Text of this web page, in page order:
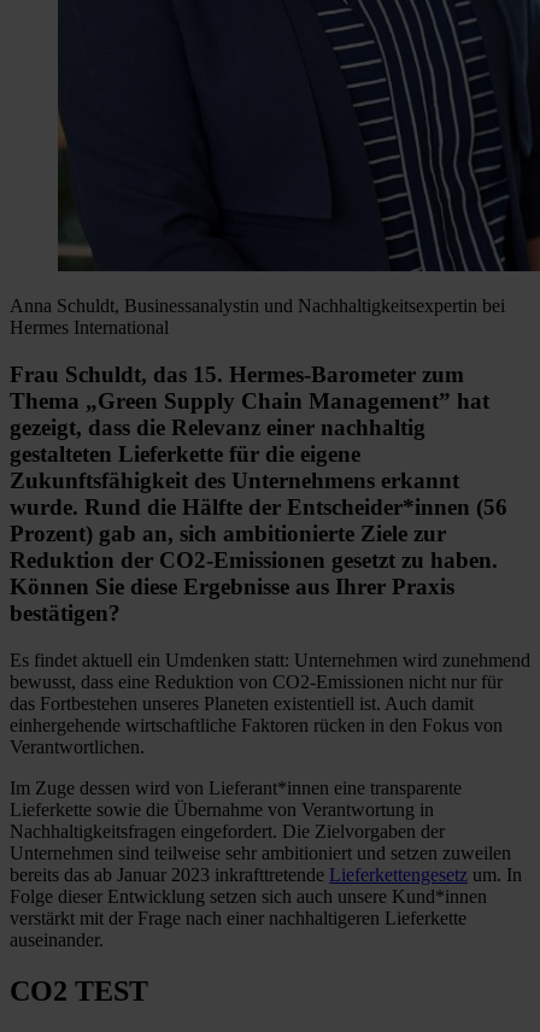
Anna Schuldt, Businessanalystin und Nachhaltigkeitsexpertin bei
Hermes International
Frau Schuldt, das 15. Hermes-Barometer zum
Thema „Green Supply Chain Management” hat
gezeigt, dass die Relevanz einer nachhaltig
gestalteten Lieferkette für die eigene
Zukunftsfähigkeit des Unternehmens erkannt
wurde. Rund die Hälfte der Entscheider*innen (56
Prozent) gab an, sich ambitionierte Ziele zur
Reduktion der CO2-Emissionen gesetzt zu haben.
Können Sie diese Ergebnisse aus Ihrer Praxis
bestätigen?
Es findet aktuell ein Umdenken statt: Unternehmen wird zunehmend
bewusst, dass eine Reduktion von CO2-Emissionen nicht nur für
das Fortbestehen unseres Planeten existentiell ist. Auch damit
einhergehende wirtschaftliche Faktoren rücken in den Fokus von
Verantwortlichen.
Im Zuge dessen wird von Lieferant*innen eine transparente
Lieferkette sowie die Übernahme von Verantwortung in
Nachhaltigkeitsfragen eingefordert. Die Zielvorgaben der
Unternehmen sind teilweise sehr ambitioniert und setzen zuweilen
bereits das ab Januar 2023 inkrafttretende Lieferkettengesetz um. In
Folge dieser Entwicklung setzen sich auch unsere Kund*innen
verstärkt mit der Frage nach einer nachhaltigeren Lieferkette
auseinander.
CO2 TEST